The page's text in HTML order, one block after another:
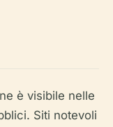
è visibile nelle
Siti notevoli